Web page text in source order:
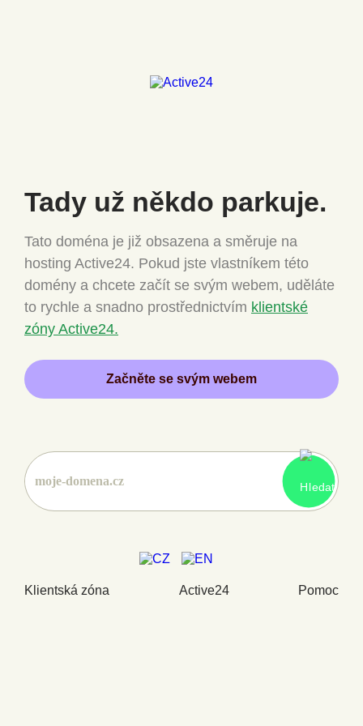
Tady už někdo parkuje.
Tato doména je již obsazena a směruje na
hosting Active24. Pokud jste vlastníkem této
domény a chcete začít se svým webem, uděláte
to rychle a snadno prostřednictvím klientské
zóny Active24.
Začněte se svým webem
Klientská zóna Active24 Pomoc